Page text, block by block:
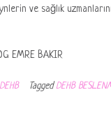
ve sağlık
EMRE BAKIR
DEHB TaggedDEHB